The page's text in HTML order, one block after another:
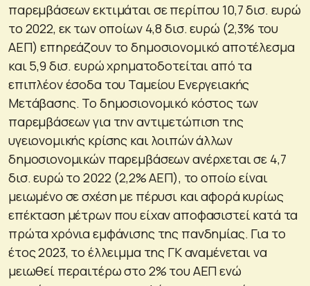
παρεμβάσεων εκτιμάται σε περίπου 10,7 δισ. ευρώ
το 2022, εκ των οποίων 4,8 δισ. ευρώ (2,3% του
ΑΕΠ) επηρεάζουν το δημοσιονομικό αποτέλεσμα
και 5,9 δισ. ευρώ χρηματοδοτείται από τα
επιπλέον έσοδα του Ταμείου Ενεργειακής
Μετάβασης. Το δημοσιονομικό κόστος των
παρεμβάσεων για την αντιμετώπιση της
υγειονομικής κρίσης και λοιπών άλλων
δημοσιονομικών παρεμβάσεων ανέρχεται σε 4,7
δισ. ευρώ το 2022 (2,2% ΑΕΠ), το οποίο είναι
μειωμένο σε σχέση με πέρυσι και αφορά κυρίως
επέκταση μέτρων που είχαν αποφασιστεί κατά τα
πρώτα χρόνια εμφάνισης της πανδημίας. Για το
έτος 2023, το έλλειμμα της ΓΚ αναμένεται να
μειωθεί περαιτέρω στο 2% του ΑΕΠ ενώ